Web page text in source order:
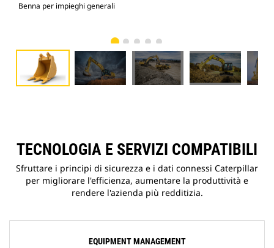
Benna per impieghi generali
TECNOLOGIA E SERVIZI COMPATIBILI
Sfruttare i principi di sicurezza e i dati connessi Caterpillar
per migliorare l'efficienza, aumentare la produttività e
rendere l'azienda più redditizia.
EQUIPMENT MANAGEMENT